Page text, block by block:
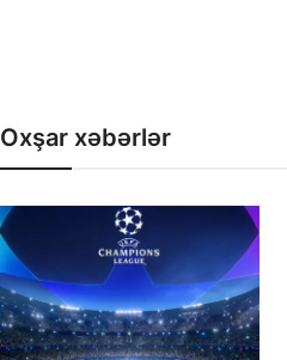
Oxşar xəbərlər